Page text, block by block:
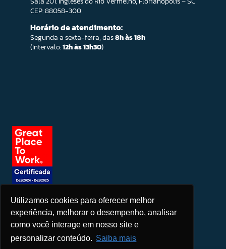
Utilizamos cookies para oferecer melhor
experiência, melhorar o desempenho, analisar
como você interage em nosso site e
personalizar conteúdo. Saiba mais
CEP: 88058-300
Horário de atendimento:
Segunda a sexta-feira, das8h às 18h
(Intervalo:12h às 13h30)
Seja um patrocinador